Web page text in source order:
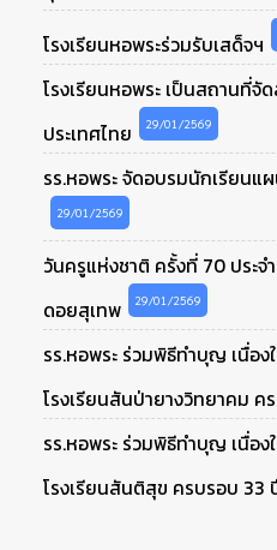
โรงเรียนหอพระร่วมรับเสด็จฯ
โรงเรียนหอพระ เป็นสถานที่
ประเทศไทย
29/01/2569
รร.หอพระ จัดอบรมนักเรียนแ
29/01/2569
วันครูแห่งชาติ ครั้งที่ 70 ประ
ดอยสุเทพ
29/01/2569
รร.หอพระ ร่วมพิธีทำบุญ เนื่อ
โรงเรียนสันป่ายางวิทยาคม ค
รร.หอพระ ร่วมพิธีทำบุญ เนื่อ
โรงเรียนสันติสุข ครบรอบ 33